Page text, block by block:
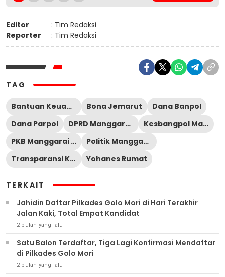
Editor
: Tim Redaksi
Reporter
: Tim Redaksi
TAG
Bantuan Keuangan Partai Politik Bona Jemarut
Dana Banpol
Dana Parpol
DPRD Manggarai Timur
Kesbangpol Manggarai Timur
PKB Manggarai Timur
Politik Manggarai Timur
Transparansi Keuangan Partai
Yohanes Rumat
TERKAIT
Jahidin Daftar Pilkades Golo Mori di Hari Terakhir
Jalan Kaki, Total Empat Kandidat
2 bulan yang lalu
Satu Balon Terdaftar, Tiga Lagi Konfirmasi Mendaftar
di Pilkades Golo Mori
2 bulan yang lalu